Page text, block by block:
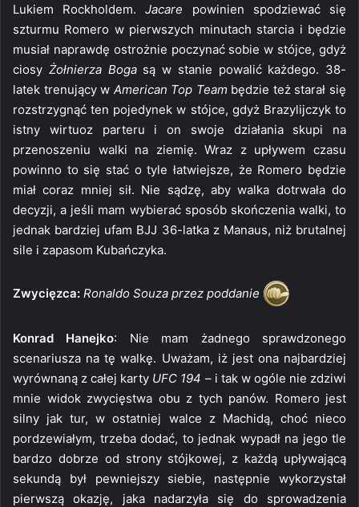
Lukiem Rockholdem.Jacare powinien spodziewać się
szturmu Romero w pierwszych minutach starcia i będzie
musiał naprawdę ostrożnie poczynać sobie w stójce, gdyż
ciosy Żołnierza Bogasą w stanie powalić każdego. 38-
latek trenujący w American Top Team będzie też starał się
rozstrzygnąć ten pojedynek w stójce, gdyż Brazylijczyk to
istny wirtuoz parteru i on swoje działania skupi na
przenoszeniu walki na ziemię. Wraz z upływem czasu
powinno to się stać o tyle łatwiejsze, że Romero będzie
miał coraz mniej sił. Nie sądzę, aby walka dotrwała do
decyzji, a jeśli mam wybierać sposób skończenia walki, to
jednak bardziej ufam BJJ 36-latka z Manaus, niż brutalnej
sile i zapasom Kubańczyka.
Zwycięzca: Ronaldo Souza przez poddanie
Konrad Hanejko: Nie mam żadnego sprawdzonego
scenariusza na tę walkę. Uważam, iż jest ona najbardziej
wyrównaną z całej karty UFC 194 – i tak w ogóle nie zdziwi
mnie widok zwycięstwa obu z tych panów. Romero jest
silny jak tur, w ostatniej walce z Machidą, choć nieco
pordzewiałym, trzeba dodać, to jednak wypadł na jego tle
bardzo dobrze od strony stójkowej, z każdą upływającą
sekundą był pewniejszy siebie, następnie wykorzystał
pierwszą okazję, jaka nadarzyła się do sprowadzenia